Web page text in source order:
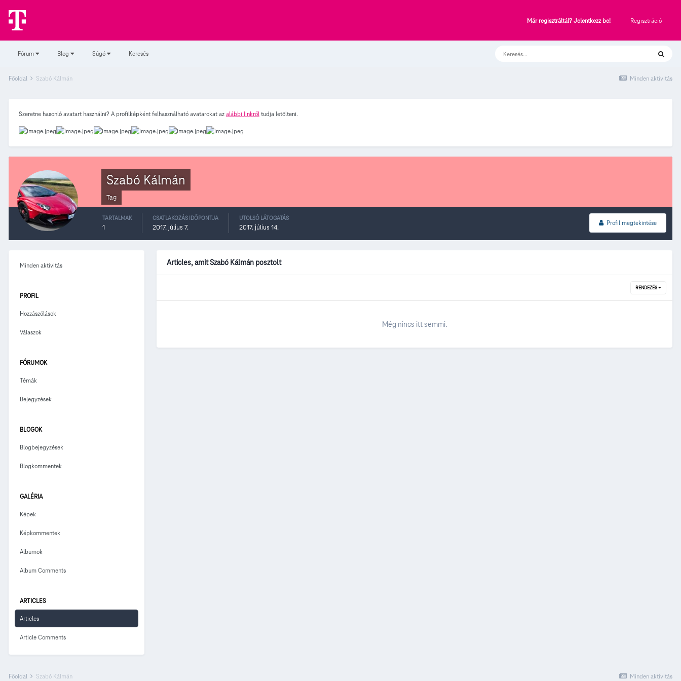
Már regisztráltál? Jelentkezz be! Regisztráció
Fórum Blog Súgó Keresés
Minden aktivitás
Főoldal Szabó Kálmán
Szeretne hasonló avatart használni? A profilképként felhasználható avatarokat az alábbi linkről tudja letölteni.
Szabó Kálmán
Tag
Profil megtekintése
TARTALMAK
1
CSATLAKOZÁS IDŐPONTJA
2017. július 7.
UTOLSÓ LÁTOGATÁS
2017. július 14.
Minden aktivitás
PROFIL
Hozzászólások
Válaszok
FÓRUMOK
Témák
Bejegyzések
BLOGOK
Blogbejegyzések
Blogkommentek
GALÉRIA
Képek
Képkommentek
Albumok
Album Comments
ARTICLES
Articles
Article Comments
Articles, amit Szabó Kálmán posztolt
RENDEZÉS
Még nincs itt semmi.
Minden aktivitás
Főoldal Szabó Kálmán